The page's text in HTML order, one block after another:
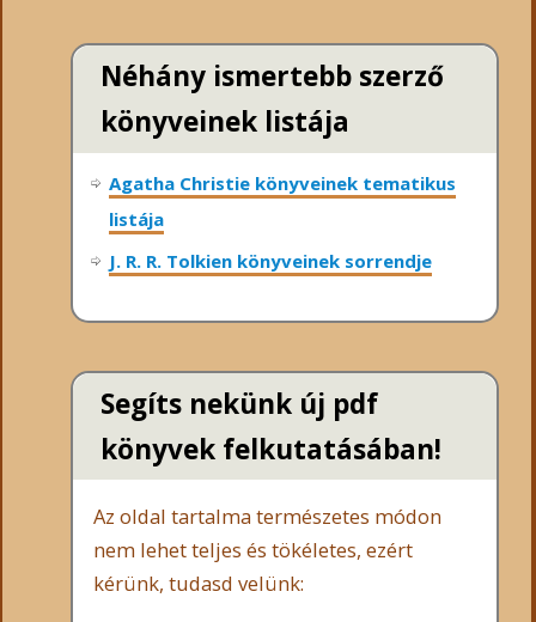
Néhány ismertebb szerző
könyveinek listája
Agatha Christie könyveinek tematikus
listája
J. R. R. Tolkien könyveinek sorrendje
Segíts nekünk új pdf
könyvek felkutatásában!
Az oldal tartalma természetes módon
nem lehet teljes és tökéletes, ezért
kérünk, tudasd velünk: